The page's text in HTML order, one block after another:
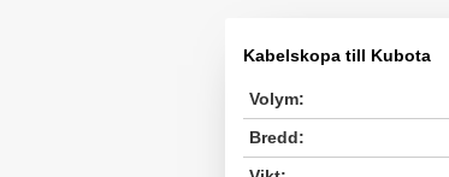
Kabelskopa till Kubota
Volym:
Bredd: